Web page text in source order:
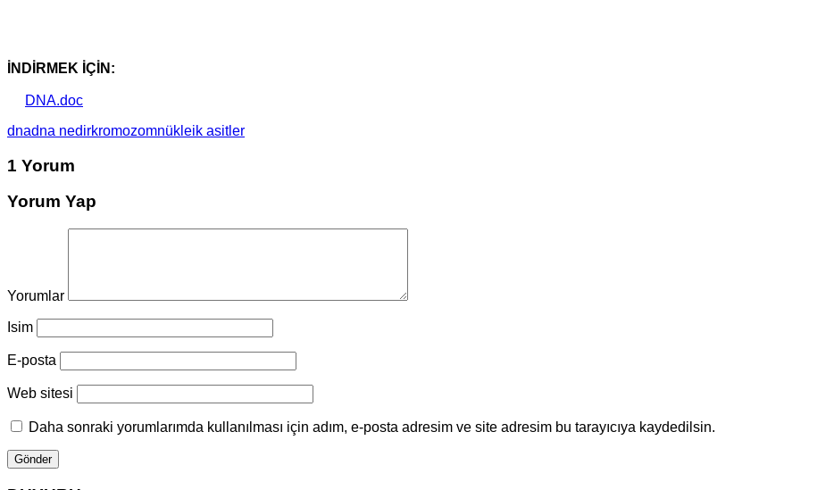
İNDİRMEK İÇİN:
DNA.doc
dnadna nedirkromozomnükleik asitler
1 Yorum
Yorum Yap
Yorumlar
Isim
E-posta
Web sitesi
Daha sonraki yorumlarımda kullanılması için adım, e-posta adresim ve site adresim bu tarayıcıya kaydedilsin.